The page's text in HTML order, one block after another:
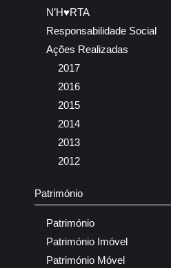
N’H♥RTA
Responsabilidade Social
Ações Realizadas
2017
2016
2015
2014
2013
2012
Património
Património
Património Imóvel
Património Móvel